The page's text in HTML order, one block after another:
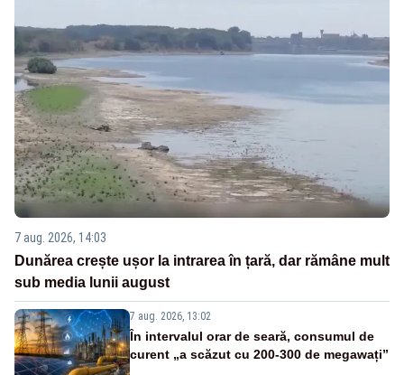
7 aug. 2026, 14:03
Dunărea crește ușor la intrarea în țară, dar rămâne mult
sub media lunii august
7 aug. 2026, 13:02
În intervalul orar de seară, consumul de
curent „a scăzut cu 200-300 de megawați”